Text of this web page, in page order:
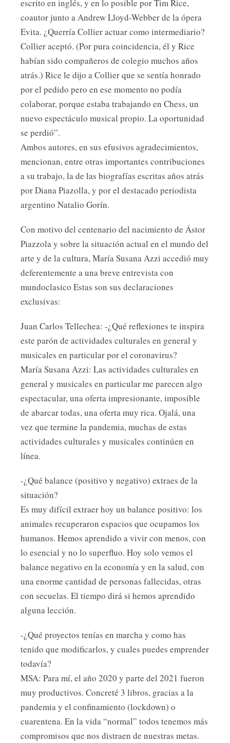
escrito en inglés, y en lo posible por Tim Rice,
coautor junto a Andrew Lloyd-Webber de la ópera
Evita. ¿Querría Collier actuar como intermediario?
Collier aceptó. (Por pura coincidencia, él y Rice
habían sido compañeros de colegio muchos años
atrás.) Rice le dijo a Collier que se sentía honrado
por el pedido pero en ese momento no podía
colaborar, porque estaba trabajando en Chess, un
nuevo espectáculo musical propio. La oportunidad
se perdió”.
Ambos autores, en sus efusivos agradecimientos,
mencionan, entre otras importantes contribuciones
a su trabajo, la de las biografías escritas años atrás
por Diana Piazolla, y por el destacado periodista
argentino Natalio Gorín.
Con motivo del centenario del nacimiento de Ástor
Piazzola y sobre la situación actual en el mundo del
arte y de la cultura, María Susana Azzi accedió muy
deferentemente a una breve entrevista con
mundoclasico Estas son sus declaraciones
exclusivas:
Juan Carlos Tellechea: -¿Qué reflexiones te inspira
este parón de actividades culturales en general y
musicales en particular por el coronavirus?
María Susana Azzi: Las actividades culturales en
general y musicales en particular me parecen algo
espectacular, una oferta impresionante, imposible
de abarcar todas, una oferta muy rica. Ojalá, una
vez que termine la pandemia, muchas de estas
actividades culturales y musicales continúen en
línea.
-¿Qué balance (positivo y negativo) extraes de la
situación?
Es muy difícil extraer hoy un balance positivo: los
animales recuperaron espacios que ocupamos los
humanos. Hemos aprendido a vivir con menos, con
lo esencial y no lo superfluo. Hoy solo vemos el
balance negativo en la economía y en la salud, con
una enorme cantidad de personas fallecidas, otras
con secuelas. El tiempo dirá si hemos aprendido
alguna lección.
-¿Qué proyectos tenías en marcha y como has
tenido que modificarlos, y cuales puedes emprender
todavía?
MSA: Para mí, el año 2020 y parte del 2021 fueron
muy productivos. Concreté 3 libros, gracias a la
pandemia y el confinamiento (lockdown) o
cuarentena. En la vida “normal” todos tenemos más
compromisos que nos distraen de nuestras metas.